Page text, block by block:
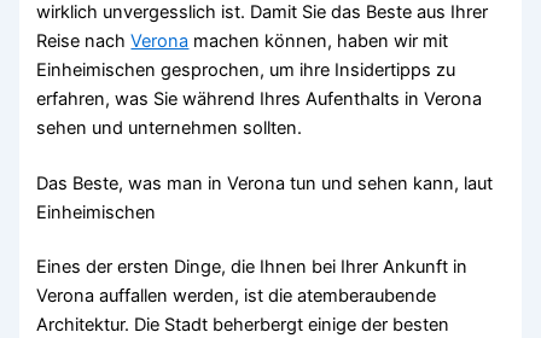
wirklich unvergesslich ist. Damit Sie das Beste aus Ihrer
Reise nachVerona machen können, haben wir mit
Einheimischen gesprochen, um ihre Insidertipps zu
erfahren, was Sie während Ihres Aufenthalts in Verona
sehen und unternehmen sollten.
Das Beste, was man in Verona tun und sehen kann, laut
Einheimischen
Eines der ersten Dinge, die Ihnen bei Ihrer Ankunft in
Verona auffallen werden, ist die atemberaubende
Architektur. Die Stadt beherbergt einige der besten